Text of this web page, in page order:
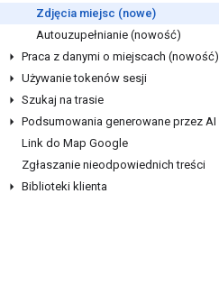
Zdjęcia miejsc (nowe)
Autouzupełnianie (nowość)
Praca z danymi o miejscach (nowość)
Używanie tokenów sesji
Szukaj na trasie
Podsumowania generowane przez AI
Link do Map Google
Zgłaszanie nieodpowiednich treści
Biblioteki klienta